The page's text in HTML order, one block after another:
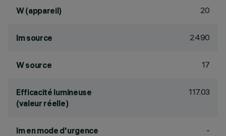
W (appareil) 20
lm source 2490
W source 17
Efficacité lumineuse
(valeur réelle)
117.03
lm en mode d'urgence -